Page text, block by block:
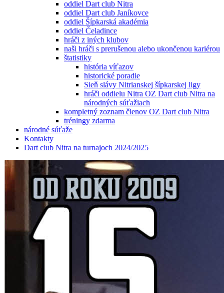
oddiel Dart club Nitra
oddiel Dart club Janíkovce
oddiel Šípkarská akadémia
oddiel Čeladince
hráči z iných klubov
naši hráči s prerušenou alebo ukončenou kariérou
štatistiky
história víťazov
historické poradie
Sieň slávy Nitrianskej šípkarskej ligy
hráči oddielu Nitra OZ Dart club Nitra na
národných súťažiach
kompletný zoznam členov OZ Dart club Nitra
tréningy zdarma
národné súťaže
Kontakty
Dart club Nitra na turnajoch 2024/2025